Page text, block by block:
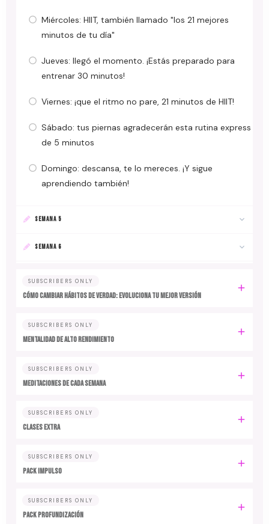
Miércoles: HIIT, también llamado "los 21 mejores
minutos de tu día"
Jueves: llegó el momento. ¡Estás preparado para
entrenar 30 minutos!
Viernes: ¡que el ritmo no pare, 21 minutos de HIIT!
Sábado: tus piernas agradecerán esta rutina express
de 5 minutos
Domingo: descansa, te lo mereces. ¡Y sigue
aprendiendo también!
SEMANA 5
SEMANA 6
SUBSCRIBERS ONLY
Cómo cambiar hábitos de verdad: evoluciona tu mejor versión
SUBSCRIBERS ONLY
MENTALIDAD DE ALTO RENDIMIENTO
SUBSCRIBERS ONLY
MEDITACIONES DE CADA SEMANA
SUBSCRIBERS ONLY
CLASES EXTRA
SUBSCRIBERS ONLY
PACK IMPULSO
SUBSCRIBERS ONLY
PACK PROFUNDIZACIÓN